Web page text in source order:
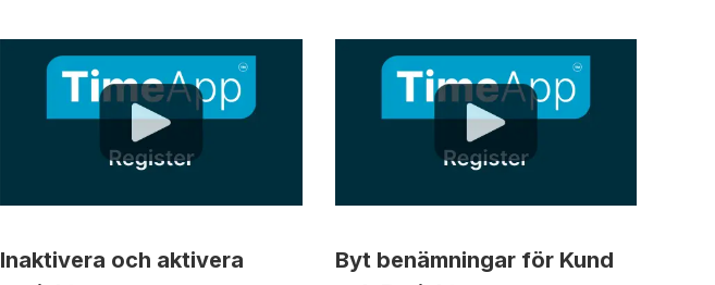
Inaktivera och aktivera
Byt benämningar för Kund